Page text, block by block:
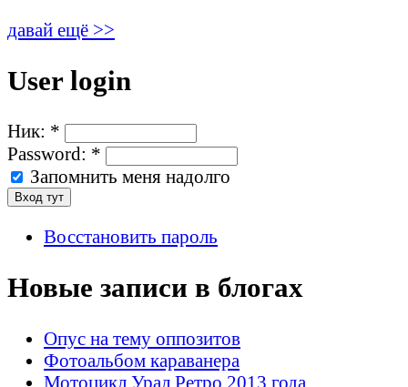
давай ещё >>
User login
Ник: *
Password: *
Запомнить меня надолго
Восстановить пароль
Новые записи в блогах
Опус на тему оппозитов
Фотоальбом караванера
Мотоцикл Урал Ретро 2013 года